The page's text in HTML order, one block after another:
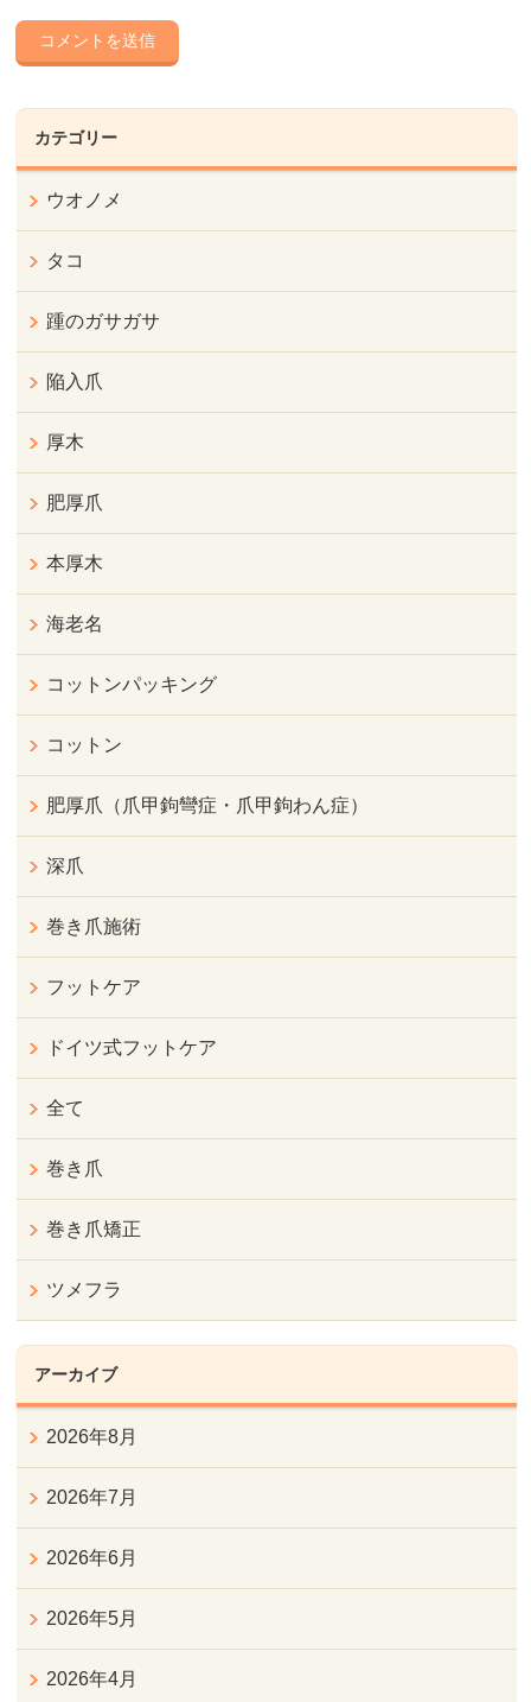
カテゴリー
ウオノメ
タコ
踵のガサガサ
陥入爪
厚木
肥厚爪
本厚木
海老名
コットンパッキング
コットン
肥厚爪（爪甲鉤彎症・爪甲鉤わん症）
深爪
巻き爪施術
フットケア
ドイツ式フットケア
全て
巻き爪
巻き爪矯正
ツメフラ
アーカイブ
2026年8月
2026年7月
2026年6月
2026年5月
2026年4月